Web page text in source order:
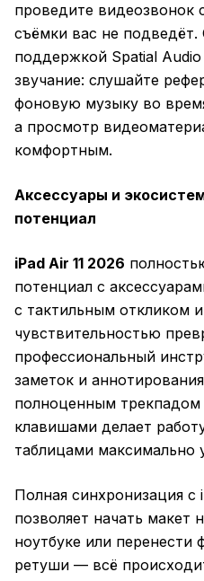
проведите видеозвонок
съёмки вас не
поддержкой Spatial
звучание: слушайте
фоновую музыку во
а просмотр
комфортным.
Аксессуары и
потенциал
iPad Air 11 2026
потенциал с
с тактильным откликом
чувствительностью
профессиональный
заметок и
полноценным
клавишами делает
таблицами максимально
Полная синхронизация с
позволяет начать макет
ноутбуке или перенести
ретуши — всё